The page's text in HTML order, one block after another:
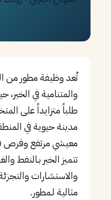
تُعد وظيفة مطور من
والمتنامية في
طلباً متزايداً على
مدينة حيوية في
معيشي مرتفع وفرص
تتميز الخبر بـالنفط
والاستشارات
مثالية لـمطور.